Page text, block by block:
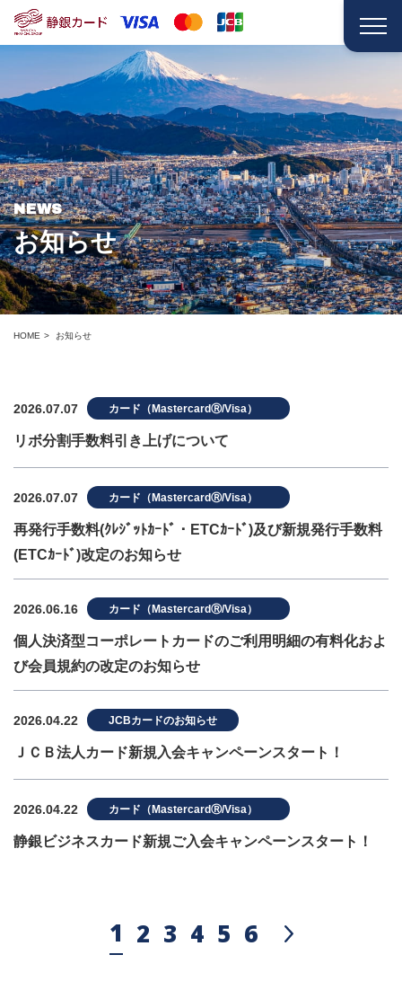
お知らせ
NEWS
HOME お知らせ
2026.07.07 カード（MastercardⓇ/Visa）
リボ分割手数料引き上げについて
2026.07.07 カード（MastercardⓇ/Visa）
再発行手数料(ｸﾚｼﾞｯﾄｶｰﾄﾞ・ETCｶｰﾄﾞ)及び新規発行手数料
(ETCｶｰﾄﾞ)改定のお知らせ
2026.06.16 カード（MastercardⓇ/Visa）
個人決済型コーポレートカードのご利用明細の有料化およ
び会員規約の改定のお知らせ
2026.04.22 JCBカードのお知らせ
ＪＣＢ法人カード新規入会キャンペーンスタート！
2026.04.22 カード（MastercardⓇ/Visa）
静銀ビジネスカード新規ご入会キャンペーンスタート！
1 2 3 4 5 6